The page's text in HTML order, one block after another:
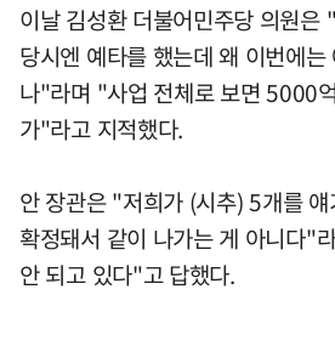
이날 김성환 더불어민주당 의원
당시엔 예타를 했는데 왜 이번에
나"라며 "사업 전체로 보면 5000
가"라고 지적했다.
안 장관은 "저희가 (시추) 5개를
확정돼서 같이 나가는 게 아니다"
안 되고 있다"고 답했다.